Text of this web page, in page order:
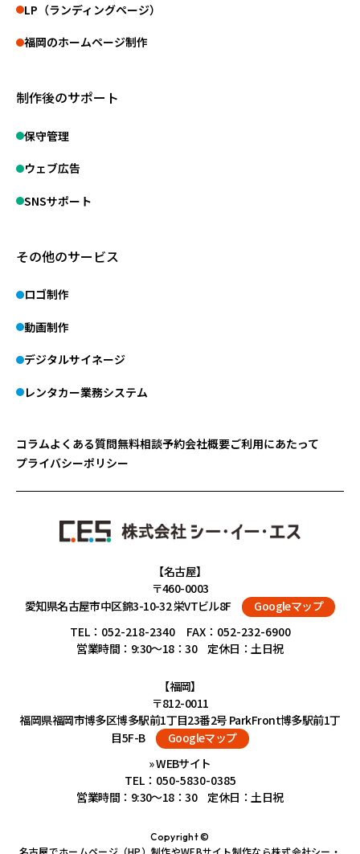
LP（ランディングページ）
福岡のホームページ制作
制作後のサポート
保守管理
ウェブ広告
SNSサポート
その他のサービス
ロゴ制作
動画制作
デジタルサイネージ
レンタカー業務システム
コラムよくある質問無料相談予約会社概要ご利用にあたって
プライバシーポリシー
【名古屋】
〒460-0003
愛知県名古屋市中区錦3-10-32 栄VTビル8F
Googleマップ
TEL： 052-218-2340FAX：052-232-6900
営業時間：9:30～18：30 定休日：土日祝
【福岡】
〒812-0011
福岡県福岡市博多区博多駅前1丁目23番2号 ParkFront博多駅前1丁
目5F-B
Googleマップ
» WEBサイト
TEL： 050-5830-0385
営業時間：9:30～18：30 定休日：土日祝
Copyright ©